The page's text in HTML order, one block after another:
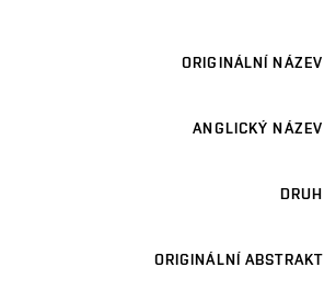
ORIGINÁLNÍ NÁZEV
ANGLICKÝ NÁZEV
DRUH
ORIGINÁLNÍ ABSTRAKT